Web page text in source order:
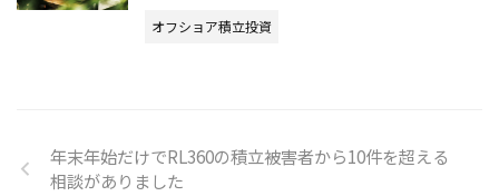
オフショア積立投資
年末年始だけでRL360の積立被害者から10件を超える
相談がありました